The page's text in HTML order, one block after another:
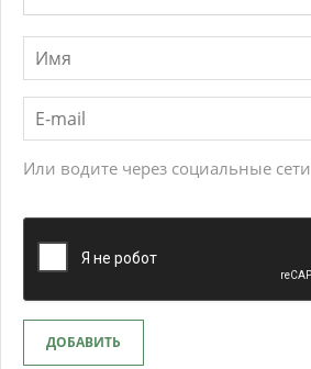
Или водите через социальные сети
ДОБАВИТЬ